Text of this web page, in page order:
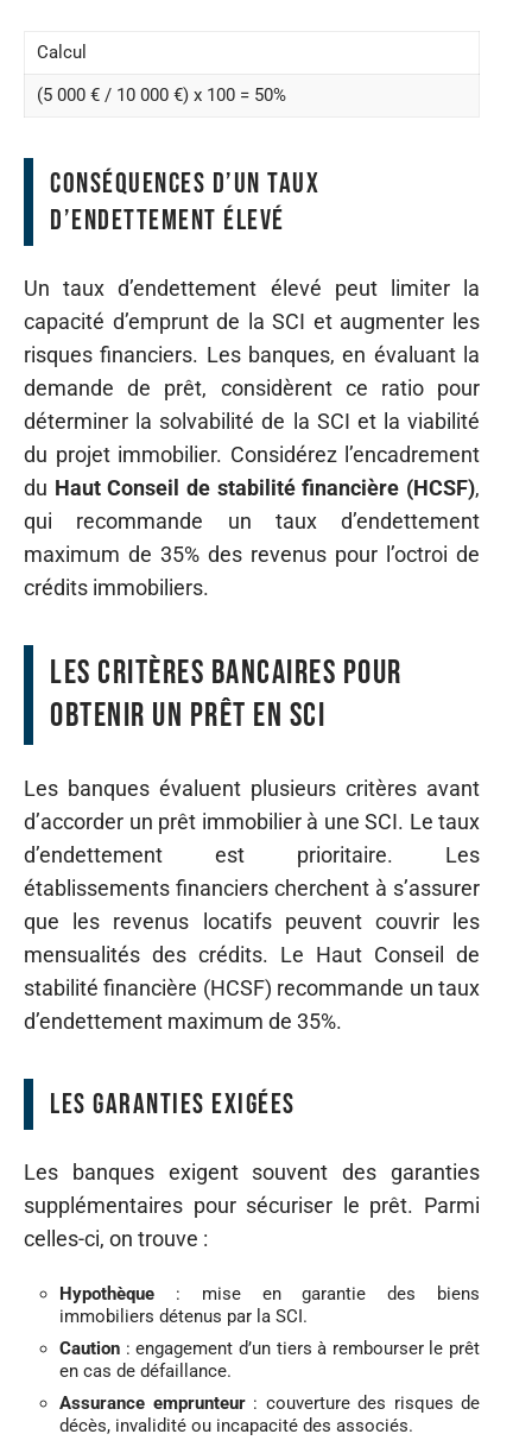
Calcul
(5 000 € / 10 000 €) x 100 = 50%
Conséquences d’un taux
d’endettement élevé
Un taux d’endettement élevé peut limiter la
capacité d’emprunt de la SCI et augmenter les
risques financiers. Les banques, en évaluant la
demande de prêt, considèrent ce ratio pour
déterminer la solvabilité de la SCI et la viabilité
du projet immobilier. Considérez l’encadrement
du Haut Conseil de stabilité financière (HCSF),
qui recommande un taux d’endettement
maximum de 35% des revenus pour l’octroi de
crédits immobiliers.
Les critères bancaires pour
obtenir un prêt en SCI
Les banques évaluent plusieurs critères avant
d’accorder un prêt immobilier à une SCI. Le taux
d’endettement est prioritaire. Les
établissements financiers cherchent à s’assurer
que les revenus locatifs peuvent couvrir les
mensualités des crédits. Le Haut Conseil de
stabilité financière (HCSF) recommande un taux
d’endettement maximum de 35%.
Les garanties exigées
Les banques exigent souvent des garanties
supplémentaires pour sécuriser le prêt. Parmi
celles-ci, on trouve :
Hypothèque : mise en garantie des biens
immobiliers détenus par la SCI.
Caution : engagement d’un tiers à rembourser le prêt
en cas de défaillance.
Assurance emprunteur: couverture des risques de
décès, invalidité ou incapacité des associés.